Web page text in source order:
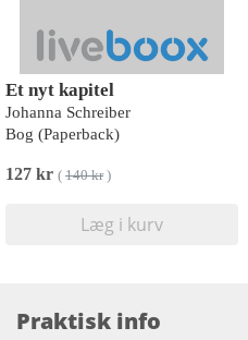
Et nyt kapitel
Johanna Schreiber
Bog (Paperback)
127 kr ( 140 kr)
Læg i kurv
Praktisk info